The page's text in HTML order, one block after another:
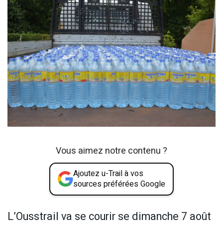
Vous aimez notre contenu ?
Ajoutez u-Trail à vos
sources préférées Google
L’Ousstrail va se courir se dimanche 7 août